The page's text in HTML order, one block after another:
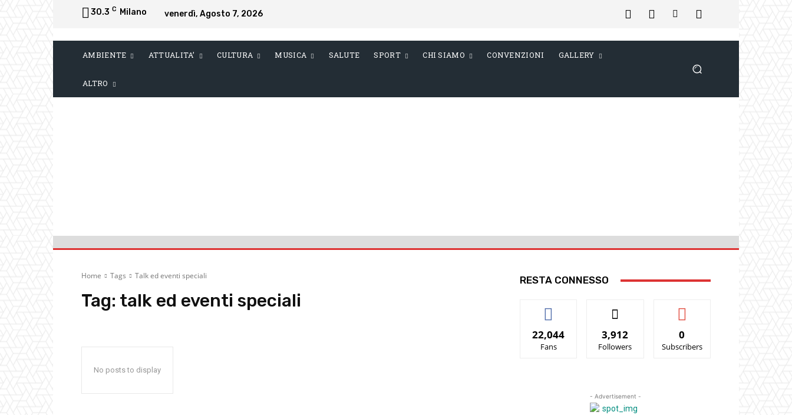
30.3 C Milano venerdì, Agosto 7, 2026
AMBIENTE ATTUALITA’ CULTURA MUSICA SALUTE SPORT CHI SIAMO CONVENZIONI GALLERY
ALTRO
Home Tags Talk ed eventi speciali
Tag: talk ed eventi speciali
No posts to display
RESTA CONNESSO
22,044
Fans
3,912
Followers
0
Subscribers
- Advertisement -